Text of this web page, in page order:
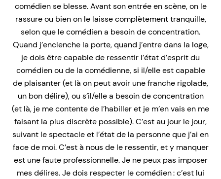
comédien se blesse. Avant son entrée en scène, on le
rassure ou bien on le laisse complètement tranquille,
selon que le comédien a besoin de concentration.
Quand j’enclenche la porte, quand j’entre dans la loge,
je dois être capable de ressentir l’état d’esprit du
comédien ou de la comédienne, si il/elle est capable
de plaisanter (et là on peut avoir une franche rigolade,
un bon délire), ou s’il/elle a besoin de concentration
(et là, je me contente de l’habiller et je m’en vais en me
faisant la plus discrète possible). C’est au jour le jour,
suivant le spectacle et l’état de la personne que j’ai en
face de moi. C’est à nous de le ressentir, et y manquer
est une faute professionnelle. Je ne peux pas imposer
mes délires. Je dois respecter le comédien : c’est lui